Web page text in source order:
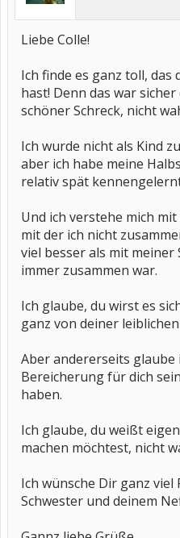
Liebe Colle!
Ich finde es ganz toll,
hast! Denn das war
schöner Schreck, nicht
Ich wurde nicht als Kind
aber ich habe meine
relativ spät
Und ich verstehe mich
mit der ich nicht
viel besser als mit meiner
immer zusammen war.
Ich glaube, du wirst es
ganz von deiner
Aber andererseits glaube
Bereicherung für dich
haben.
Ich glaube, du weißt
machen möchtest, nicht
Ich wünsche Dir ganz viel
Schwester und deinem